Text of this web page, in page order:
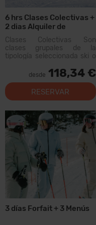
6 hrs Clases Colectivas +
2 dias Alquiler de
Material
Clases Colectivas Son
clases grupales de la
tipología seleccionada ski o
otras personas que tienen
un nivel similar. El primer
día...
desde 118,34 €
RESERVAR
3 días Forfait + 3 Menús